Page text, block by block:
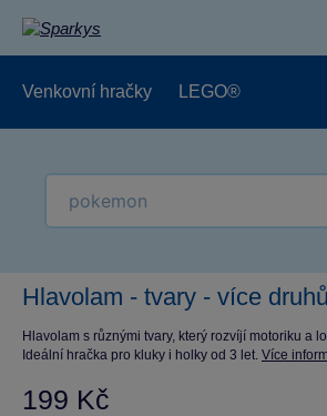
Venkovní hračky LEGO®
Hlavolam - tvary - více druhů
Hlavolam s různými tvary, který rozvíjí motoriku a
Ideální hračka pro kluky i holky od 3 let. Více
199 Kč